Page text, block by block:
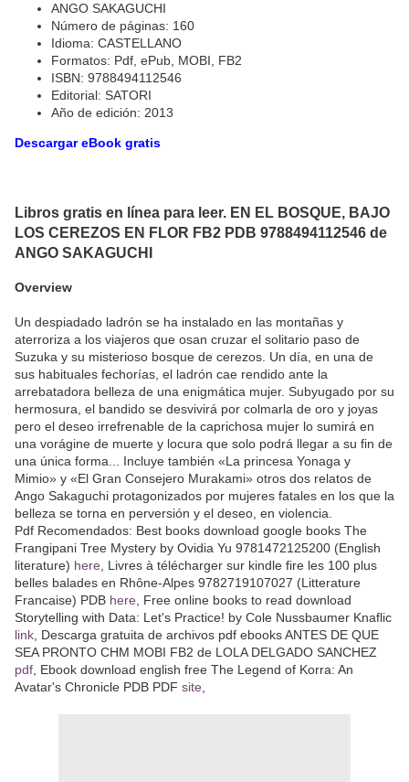
ANGO SAKAGUCHI
Número de páginas: 160
Idioma: CASTELLANO
Formatos: Pdf, ePub, MOBI, FB2
ISBN: 9788494112546
Editorial: SATORI
Año de edición: 2013
Descargar eBook gratis
Libros gratis en línea para leer. EN EL BOSQUE, BAJO
LOS CEREZOS EN FLOR FB2 PDB 9788494112546 de
ANGO SAKAGUCHI
Overview
Un despiadado ladrón se ha instalado en las montañas y
aterroriza a los viajeros que osan cruzar el solitario paso de
Suzuka y su misterioso bosque de cerezos. Un día, en una de
sus habituales fechorías, el ladrón cae rendido ante la
arrebatadora belleza de una enigmática mujer. Subyugado por su
hermosura, el bandido se desvivirá por colmarla de oro y joyas
pero el deseo irrefrenable de la caprichosa mujer lo sumirá en
una vorágine de muerte y locura que solo podrá llegar a su fin de
una única forma... Incluye también «La princesa Yonaga y
Mimio» y «El Gran Consejero Murakami» otros dos relatos de
Ango Sakaguchi protagonizados por mujeres fatales en los que la
belleza se torna en perversión y el deseo, en violencia.
Pdf Recomendados: Best books download google books The
Frangipani Tree Mystery by Ovidia Yu 9781472125200 (English
literature) here , Livres à télécharger sur kindle fire les 100 plus
belles balades en Rhône-Alpes 9782719107027 (Litterature
Francaise) PDB here , Free online books to read download
Storytelling with Data: Let's Practice! by Cole Nussbaumer Knaflic
link , Descarga gratuita de archivos pdf ebooks ANTES DE QUE
SEA PRONTO CHM MOBI FB2 de LOLA DELGADO SANCHEZ
pdf , Ebook download english free The Legend of Korra: An
Avatar's Chronicle PDB PDF site